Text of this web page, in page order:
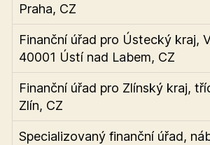
Praha, CZ
Finanční úřad pro Ústecký kraj,
40001 Ústí nad Labem, CZ
Finanční úřad pro Zlínský kraj,
Zlín, CZ
Specializovaný finanční úřad,